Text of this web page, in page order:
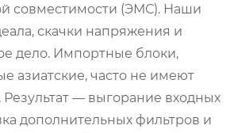
совместимости (ЭМС). Наши
скачки напряжения и
дело. Импортные блоки,
азиатские, часто не имеют
— выгорание входных
дополнительных фильтров и